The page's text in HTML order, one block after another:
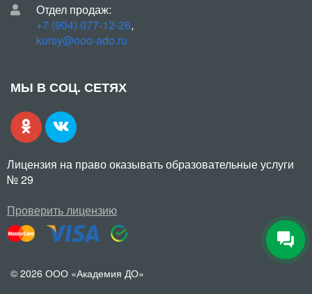
Отдел продаж:
+7 (904) 077-12-26,
kursy@ooo-ado.ru
МЫ В СОЦ. СЕТЯХ
Лицензия на право оказывать образовательные услуги
№ 29
Проверить лицензию
© 2026 ООО «Академия ДО»